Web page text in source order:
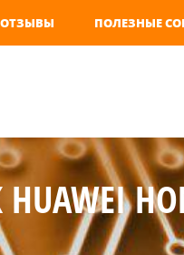
ОТЗЫВЫ ПОЛЕЗНЫЕ